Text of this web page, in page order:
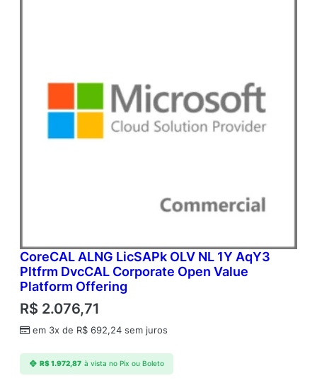
CoreCAL ALNG LicSAPk OLV NL 1Y AqY3
Pltfrm DvcCAL Corporate Open Value
Platform Offering
R$ 2.076,71
em 3x de R$ 692,24 sem juros
R$1.972,87 à vista no Pix ou Boleto